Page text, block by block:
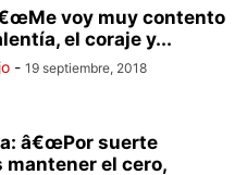
voy muy contento
el coraje y...
- 19 septiembre, 2018
â€œPor suerte
mantener el cero,